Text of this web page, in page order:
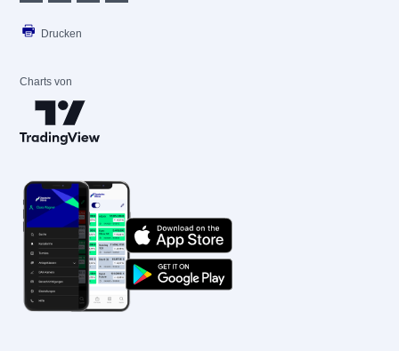
Drucken
Charts von